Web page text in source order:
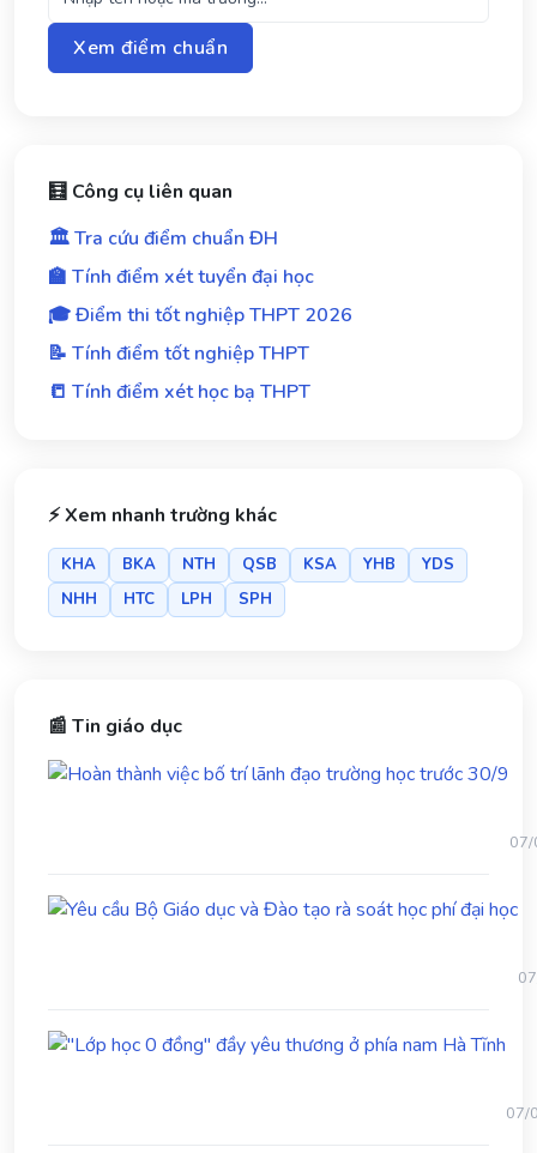
Xem điểm chuẩn
🧮 Công cụ liên quan
🏛️ Tra cứu điểm chuẩn ĐH
🏫 Tính điểm xét tuyển đại học
🎓 Điểm thi tốt nghiệp THPT 2026
📝 Tính điểm tốt nghiệp THPT
📒 Tính điểm xét học bạ THPT
⚡ Xem nhanh trường khác
KHA BKA NTH QSB KSA YHB
YDS
NHH
HTC LPH SPH
📰 Tin giáo dục
bố
đạo
07/